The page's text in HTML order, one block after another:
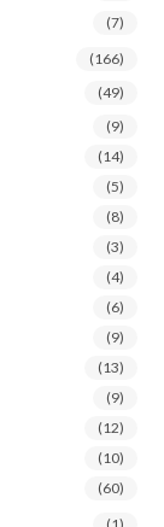
(7)
(166)
(49)
(9)
(14)
(5)
(8)
(3)
(4)
(6)
(9)
(13)
(9)
(12)
(10)
(60)